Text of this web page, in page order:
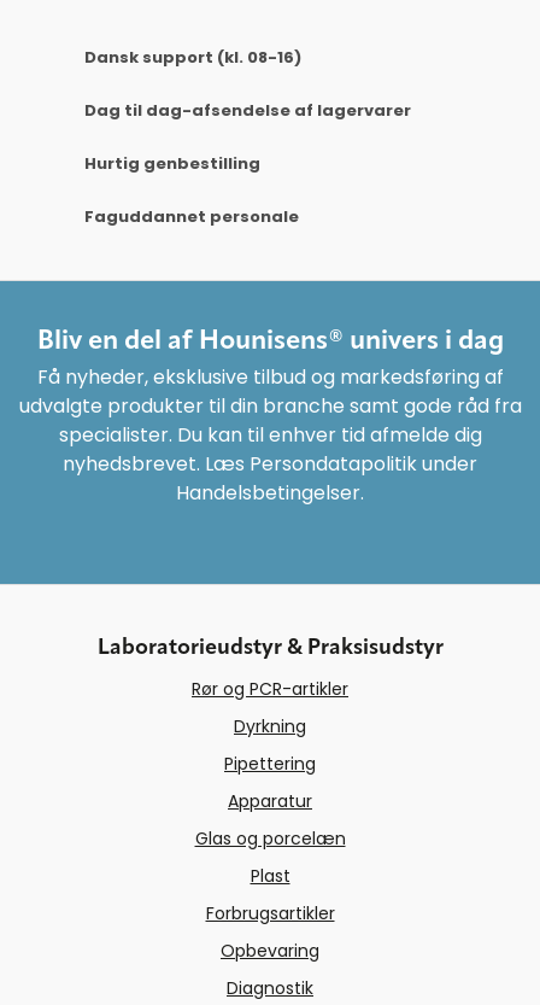
Dansk support (kl. 08-16)
Dag til dag-afsendelse af lagervarer
Hurtig genbestilling
Faguddannet personale
Bliv en del af Hounisens® univers i dag
Få nyheder, eksklusive tilbud og markedsføring af
udvalgte produkter til din branche samt gode råd fra
specialister. Du kan til enhver tid afmelde dig
nyhedsbrevet. Læs Persondatapolitik under
Handelsbetingelser.
Laboratorieudstyr & Praksisudstyr
Rør og PCR-artikler
Dyrkning
Pipettering
Apparatur
Glas og porcelæn
Plast
Forbrugsartikler
Opbevaring
Diagnostik